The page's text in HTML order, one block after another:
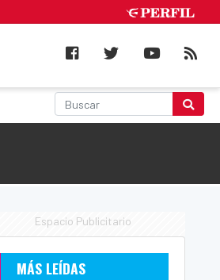
Espacio Publicitario
MÁS LEÍDAS